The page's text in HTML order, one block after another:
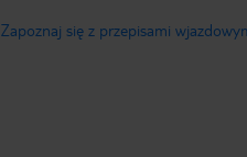
Zapoznaj się z przepisami